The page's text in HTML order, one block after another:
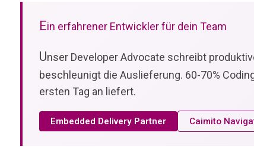
Ein erfahrener Entwickler für dein Team
Unser Developer Advocate schreibt
beschleunigt die Auslieferung. 60-70%
ersten Tag an liefert.
Embedded Delivery Partner Caimito